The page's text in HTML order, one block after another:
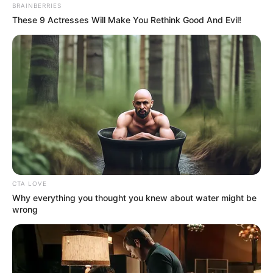
Különösen megrázó Chloe McGee története, aki
néhány nappal a baleset előtt kapta meg végleges
tanári kinevezését a dundalki O Fiaich
Posztgraduális Oktatási Intézetben. Az iskola
vezetője szerint Chloe sugárzott a boldogságtól,
tele volt lelkesedéssel, és izgatottan készült a
hétvégére. Az intézmény hivatalos közleményben
búcsúzott tőle, kiemelve, hogy nemcsak kiváló
szakembert, hanem rendkívüli embert veszítettek
el.
Este kilenc óra után történt a végzetes baleset
A baleset este kilenc óra után történt Gibstown
BRAINBERRIES
These 9 Actresses Will Make You Rethink Good And Evil!
CTA LOVE
Why everything you thought you knew about water might be
wrong